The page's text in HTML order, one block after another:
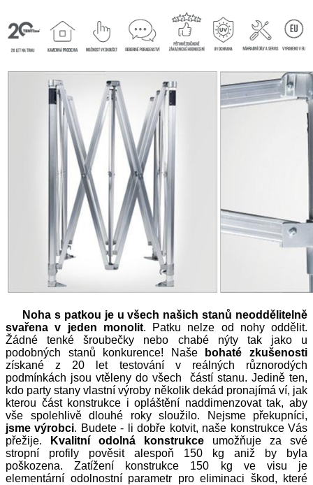
Noha s patkou je u všech našich stanů neoddělitelně
svařena v jeden monolit. Patku nelze od nohy oddělit.
Žádné tenké šroubečky nebo chabé nýty tak jako u
podobných stanů konkurence! Naše
bohaté zkušenosti
získané z 20 let testování v reálných různorodých
podmínkách jsou vtěleny do všech částí stanu. Jedině ten,
kdo party stany vlastní výroby několik dekád pronajímá ví, jak
kterou část konstrukce i opláštění naddimenzovat tak, aby
vše spolehlivě dlouhé roky sloužilo. Nejsme překupníci,
jsme výrobci. Budete - li dobře kotvit, naše konstrukce Vás
přežije.
Kvalitní odolná konstrukce umožňuje za své
stropní profily pověsit alespoň 150 kg aniž by byla
poškozena. Zatížení konstrukce 150 kg ve visu je
elementární odolnostní parametr pro eliminaci škod, které